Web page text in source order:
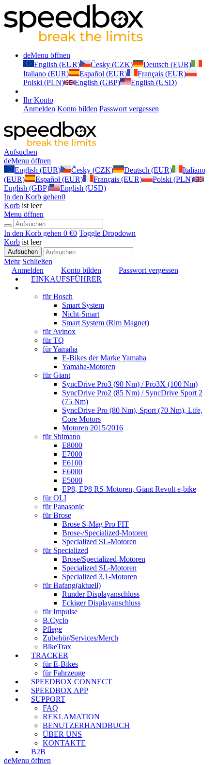
deMenu öffnen
English (EUR)
Česky (CZK)
Deutsch (EUR)
Italiano (EUR)
Español (EUR)
Français (EUR)
Polski (PLN)
English (GBP) English (USD)
Ihr Konto
Anmelden Konto bilden Passwort vergessen
Aufsuchen
deMenu öffnen
English (EUR)
Česky (CZK) Deutsch (EUR)
Italiano
(EUR)
Español (EUR) Français (EUR)
Polski (PLN)
English (GBP)
English (USD)
In den Korb gehen0
Korb ist leer
Menu öffnen
In den Korb gehen 0 €0 Toggle Dropdown
Korb ist leer
Aufsuchen
Mehr Schließen
Anmelden
Konto bilden
Passwort vergessen
EINKAUFSFÜHRER
für Bosch
Smart System
Nicht-Smart
Smart System (Rim Magnet)
für Avinox
für TQ
für Yamaha
E-Bikes der Marke Yamaha
Yamaha-Motoren
für Giant
SyncDrive Pro3 (90 Nm) / Pro3X (100 Nm)
SyncDrive Pro2 (85 Nm) / SyncDrive Sport 2
(75 Nm)
SyncDrive Pro (80 Nm), Sport (70 Nm), Life,
Core Motors
Motoren 2015/2016
für Shimano
E8000
E7000
E6100
E6000
E5000
EP8, EP8 RS-Motoren, Giant Revolt e-bike
für OLI
für Panasonic
für Brose
Brose S-Mag Pro FIT
Brose-/Specialized-Motoren
Specialized SL-Motoren
für Specialized
Brose/Specialized-Motoren
Specialized SL-Motoren
Specialized 3.1-Motoren
für Bafang(aktuell)
Runder Displayanschluss
Eckiger Displayanschluss
für Impulse
B.Cyclo
Pflege
Zubehör/Services/Merch
BikeTrax
TRACKER
für E-Bikes
für Fahrzeuge
SPEEDBOX CONNECT
SPEEDBOX APP
SUPPORT
FAQ
REKLAMATION
BENUTZERHANDBUCH
ÜBER UNS
KONTAKTE
B2B
deMenu öffnen